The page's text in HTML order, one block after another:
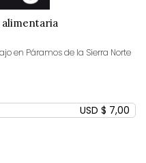
alimentaria
en Páramos de la Sierra Norte
USD $ 7,00